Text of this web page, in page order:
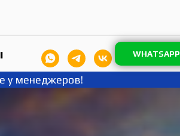
WHATSAPP
у менеджеров!